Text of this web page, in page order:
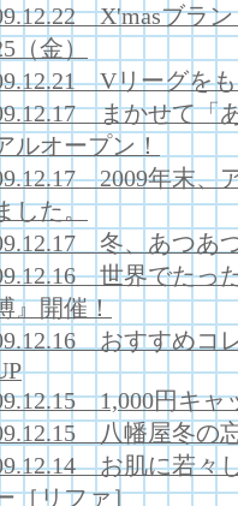
X'masブラン
（金）
Vリーグを
まかせて「
ルオープン！
2009年末、
した。
冬、あつあ
世界でたっ
』開催！
おすすめコ
1,000円キャ
八幡屋冬の
お肌に若々
［リファ］